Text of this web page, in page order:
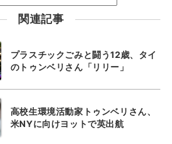
関連記事
プラスチックごみと闘う12歳、タイ
のトゥンベリさん「リリー」
高校生環境活動家トゥンベリさん、
米NYに向けヨットで英出航